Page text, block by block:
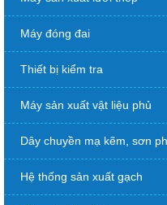
Máy đóng đai
Thiết bị kiểm tra
Máy sản xuất vật liệu phủ
Dây chuyền mạ kẽm, sơn
Hệ thống sản xuất gạch